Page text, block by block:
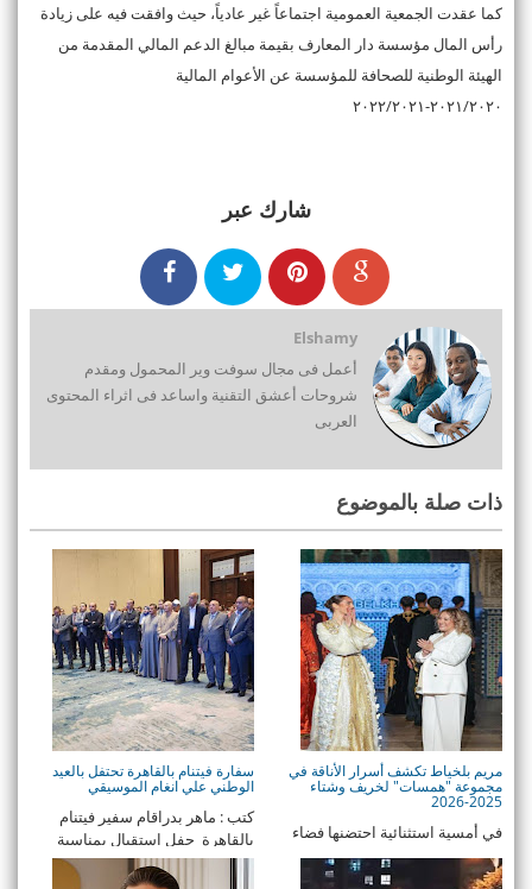
كما عقدت الجمعية العمومية اجتماعاً غير عادياً، حيث وافقت فيه على زيادة
رأس المال مؤسسة دار المعارف بقيمة مبالغ الدعم المالي المقدمة من
الهيئة الوطنية للصحافة للمؤسسة عن الأعوام المالية
٢٠٢١/٢٠٢٠-٢٠٢٢/٢٠٢١
شارك عبر
Elshamy
أعمل فى مجال سوفت وير المحمول ومقدم
شروحات أعشق التقنية واساعد فى اثراء المحتوى
العربى
ذات صلة بالموضوع
مريم بلخياط تكشف أسرار الأناقة في
مجموعة "همسات" لخريف وشتاء
2025-2026
في أمسية استثنائية احتضنها فضاء
"المشور" داخل محكمة الباشا
التاريخية بمدين ...
سفارة فيتنام بالقاهرة تحتفل بالعيد
الوطني علي انغام الموسيقي
كتب : ماهر بدراقام سفير فيتنام
بالقاهرة حفل استقبال بمناسبة
العيد ال ...